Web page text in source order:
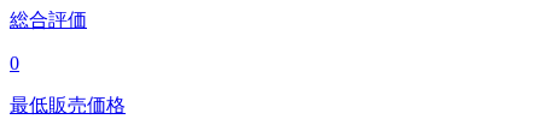
総合評価
0
最低販売価格